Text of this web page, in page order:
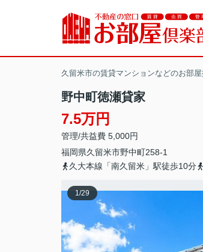
久留米市の賃貸マンションなどのお部
野中町徳瀬貸家
7.5万円
管理/共益費 5,000円
福岡県久留米市野中町258-1
久大本線「南久留米」駅徒歩10分
1/29